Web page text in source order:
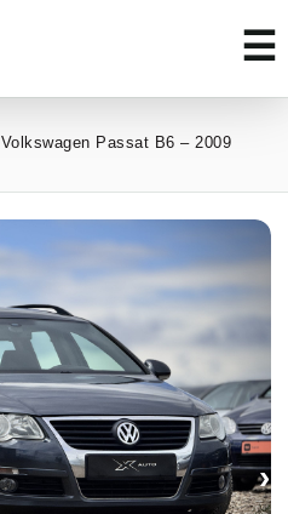
Volkswagen Passat B6 – 2009